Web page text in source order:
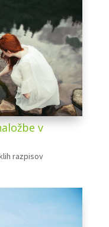
v
razpisov